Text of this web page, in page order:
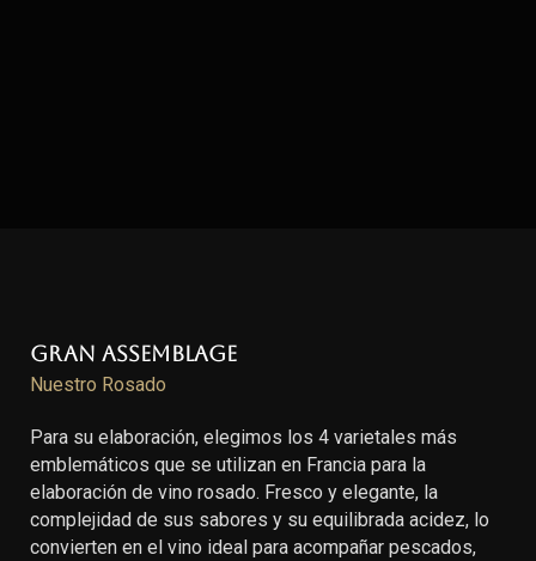
Gran Assemblage
Nuestro Rosado
Para su elaboración, elegimos los 4 varietales más
emblemáticos que se utilizan en Francia para la
elaboración de vino rosado. Fresco y elegante, la
complejidad de sus sabores y su equilibrada acidez, lo
convierten en el vino ideal para acompañar pescados,